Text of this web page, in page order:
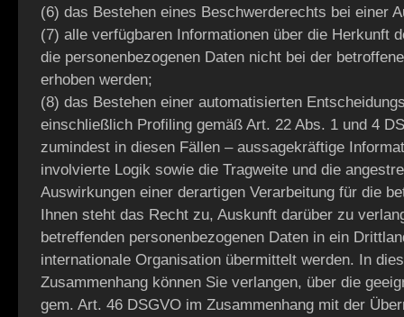
(6) das Bestehen eines Beschwerderechts bei einer
(7) alle verfügbaren Informationen über die Herkunft
die personenbezogenen Daten nicht bei der
erhoben werden;
(8) das Bestehen einer automatisierten
einschließlich Profiling gemäß Art. 22 Abs. 1 und 4
zumindest in diesen Fällen – aussagekräftige
involvierte Logik sowie die Tragweite und die
Auswirkungen einer derartigen Verarbeitung für die
Ihnen steht das Recht zu, Auskunft darüber zu
betreffenden personenbezogenen Daten in ein
internationale Organisation übermittelt werden. In
Zusammenhang können Sie verlangen, über die
gem. Art. 46 DSGVO im Zusammenhang mit der